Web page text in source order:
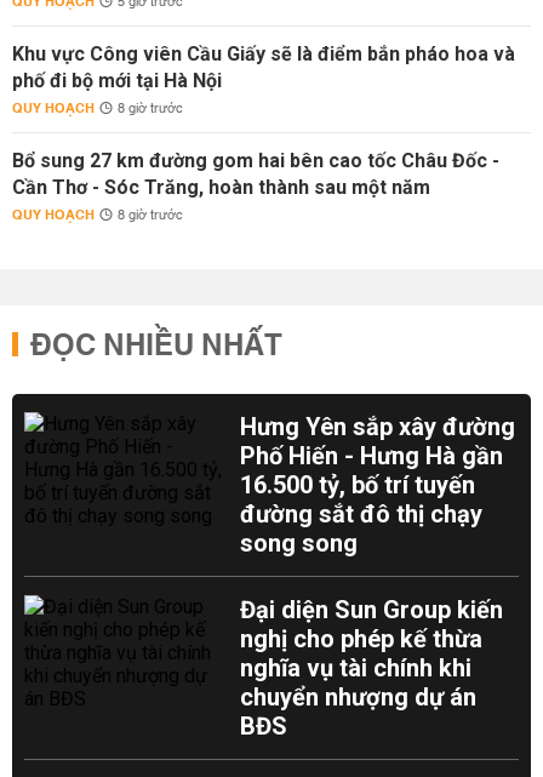
Khu vực Công viên Cầu Giấy sẽ là điểm bắn pháo hoa và
phố đi bộ mới tại Hà Nội
QUY HOẠCH 8 giờ trước
Bổ sung 27 km đường gom hai bên cao tốc Châu Đốc -
Cần Thơ - Sóc Trăng, hoàn thành sau một năm
QUY HOẠCH 8 giờ trước
ĐỌC NHIỀU NHẤT
Hưng Yên sắp xây đường
Phố Hiến - Hưng Hà gần
16.500 tỷ, bố trí tuyến
đường sắt đô thị chạy
song song
Đại diện Sun Group kiến
nghị cho phép kế thừa
nghĩa vụ tài chính khi
chuyển nhượng dự án
BĐS